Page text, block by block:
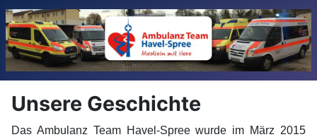
Unsere Geschichte
Das Ambulanz Team Havel-Spree wurde im März 2015